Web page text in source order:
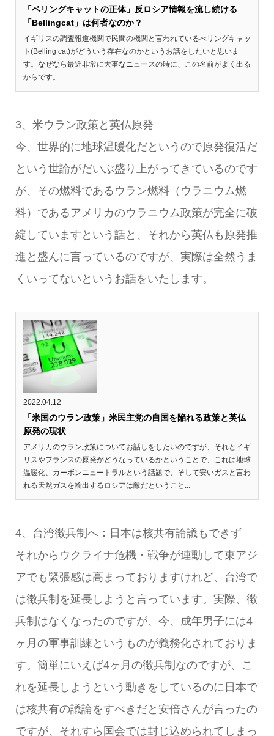
「ベリングキャットの正体」反ロシア情報を流し続ける
「Bellingcat」は何者なのか？
イギリスの調査報道機関で民間の機関と言われているべリングキャッ
ト(Belling cat)がどういう存在なのかというお話をしたいと思いま
す。なぜなら最近非常に大事なニュースの時に、この名前がよく出る
からです。...
3、米ウラン政策と英仏原発
今、世界的に地球温暖化だというので原発復活だ
という世論がだいぶ盛り上がってきているのです
が、その燃料であるウラン燃料（ウラニウム燃
料）であるアメリカのウラニウム政策が完全に破
綻していますという話と、それから英仏も原発推
進と盛んに言っているのですが、実際は全然うま
くいってないというお話をいたします。
2022.04.12
「米国のウラン政策」米民主党の自国を陥れる政策と英仏
原発の現状
アメリカのウラン政策についてお話しをしたいのですが、それとイギ
リスやフランスの原発がどうなっているかということで、これは地球
温暖化、カーボンニュートラルという話題で、そして安いガスと言わ
れる天然ガスを輸出するロシアは敵だということ...
4、台湾徴兵制へ：日本は核共有論議もできず
それからウクライナ危機・戦争が連動して東アジ
アでも緊張感は高まっておりますけれど、台湾で
は徴兵制を延長しようと言っています。実際、徴
兵制はなくなったのですが、今、成年男子には4
ヶ月の軍事訓練というものが義務化されておりま
す。簡単にいえば4ヶ月の徴兵制なのですが、こ
れを延長しようという動きをしているのに日本で
は核共有の議論をすべきだと安倍さんが言ったの
ですが、それすら国会では封じ込められてしまっ